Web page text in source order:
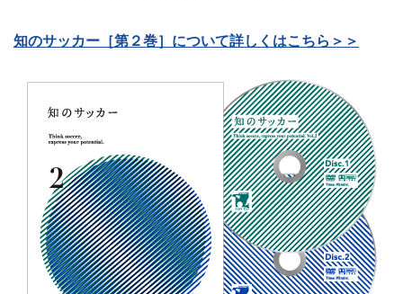
知のサッカー［第２巻］について詳しくはこちら＞＞